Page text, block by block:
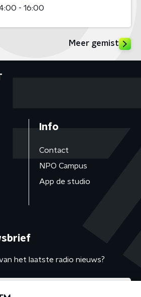
- 16:00
Meer gemist
Info
Contact
NPO Campus
App de studio
het laatste radio nieuws?